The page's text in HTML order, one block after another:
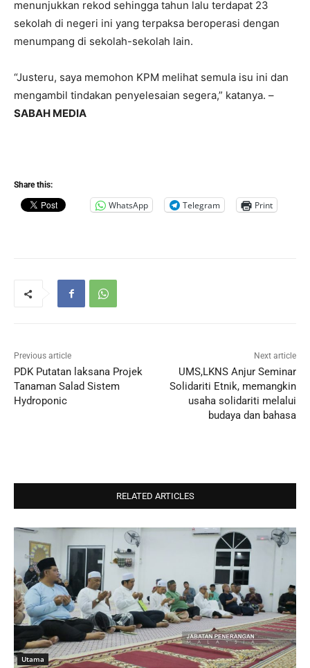
menunjukkan rekod sehingga tahun lalu terdapat 23
sekolah di negeri ini yang terpaksa beroperasi dengan
menumpang di sekolah-sekolah lain.
“Justeru, saya memohon KPM melihat semula isu ini dan
mengambil tindakan penyelesaian segera,” katanya. –
SABAH MEDIA
Share this:
WhatsApp Telegram Print
Previous article
PDK Putatan laksana Projek
Tanaman Salad Sistem
Hydroponic
Next article
UMS,LKNS Anjur Seminar
Solidariti Etnik, memangkin
usaha solidariti melalui
budaya dan bahasa
RELATED ARTICLES
Utama